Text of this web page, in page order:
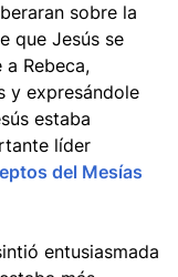
sobre la
que Jesús se
Rebeca,
y expresándole
estaba
líder
del Mesías
entusiasmada